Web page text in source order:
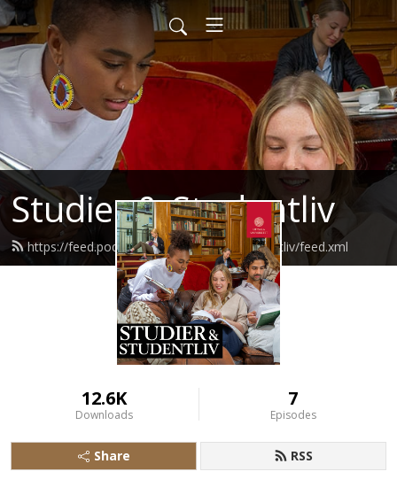
Studier & Studentliv
https://feed.podbean.com/studierochstudentliv/feed.xml
12.6K
Downloads
7
Episodes
Share RSS